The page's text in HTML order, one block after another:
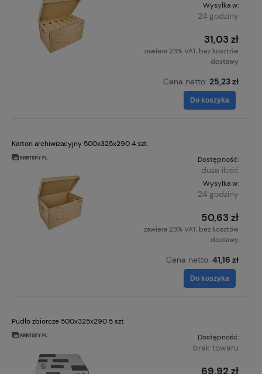
Wysyłka w:
24 godziny
31,03 zł
zawiera 23% VAT, bez kosztów
dostawy
Cena netto: 25,23 zł
Do koszyka
Karton archiwizacyjny 500x325x290 4 szt.
Dostępność:
duża ilość
Wysyłka w:
24 godziny
50,63 zł
zawiera 23% VAT, bez kosztów
dostawy
Cena netto: 41,16 zł
Do koszyka
Pudło zbiorcze 500x325x290 5 szt.
Dostępność:
brak towaru
69,92 zł